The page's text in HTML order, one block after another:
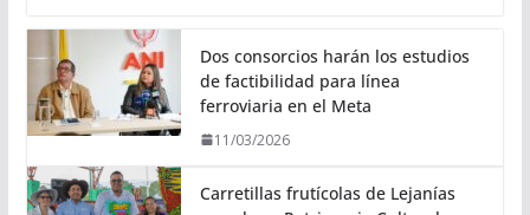
Dos consorcios harán los estudios
de factibilidad para línea
ferroviaria en el Meta
11/03/2026
Carretillas frutícolas de Lejanías